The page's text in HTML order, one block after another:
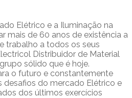
Elétrico e a Iluminação na
mais de 60 anos de existência a
trabalho a todos os seus
Distribuidor de Material
sólido que é hoje.
o futuro e constantemente
desafios do mercado Elétrico e
dos últimos exercícios